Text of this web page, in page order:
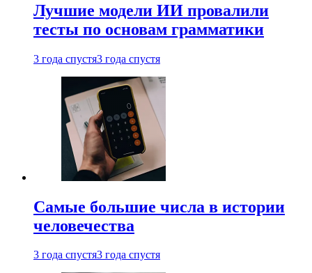
Лучшие модели ИИ провалили
тесты по основам грамматики
3 года спустя3 года спустя
Самые большие числа в истории
человечества
3 года спустя3 года спустя